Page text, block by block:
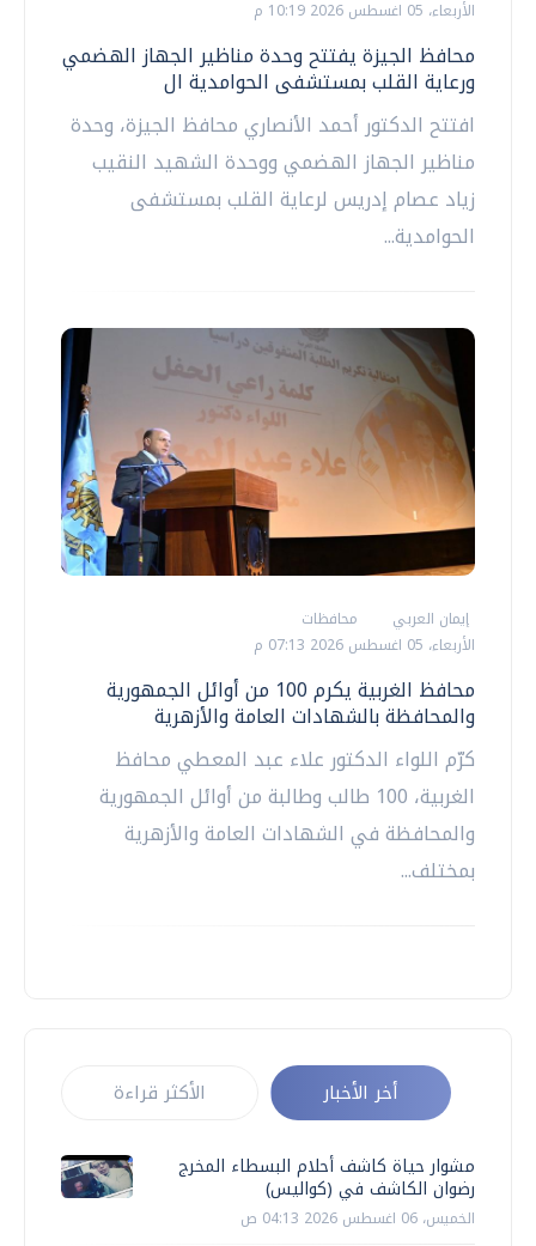
الأربعاء، 05 اغسطس 2026 10:19 م
محافظ الجيزة يفتتح وحدة مناظير الجهاز الهضمي
ورعاية القلب بمستشفى الحوامدية ال
افتتح الدكتور أحمد الأنصاري محافظ الجيزة، وحدة
مناظير الجهاز الهضمي ووحدة الشهيد النقيب
زياد عصام إدريس لرعاية القلب بمستشفى
الحوامدية...
إيمان العربي
محافظات
الأربعاء، 05 اغسطس 2026 07:13 م
محافظ الغربية يكرم 100 من أوائل الجمهورية
والمحافظة بالشهادات العامة والأزهرية
كرّم اللواء الدكتور علاء عبد المعطي محافظ
الغربية، 100 طالب وطالبة من أوائل الجمهورية
والمحافظة في الشهادات العامة والأزهرية
بمختلف...
أخر الأخبار الأكثر قراءة
مشوار حياة كاشف أحلام البسطاء المخرج
رضوان الكاشف في (كواليس)
الخميس، 06 اغسطس 2026 04:13 ص